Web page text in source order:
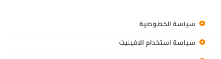
سياسة الخصوصية
سياسة استخدام الافيليت